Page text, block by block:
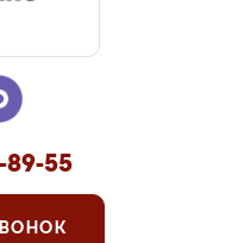
89-55